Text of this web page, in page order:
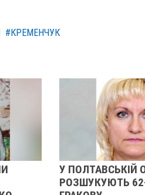
#КРЕМЕНЧУК
У ПОЛТАВСЬКІЙ
РОЗШУКУЮТЬ 62-